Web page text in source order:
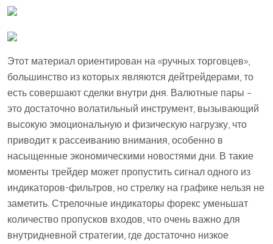
Этот материал ориентирован на «ручных торговцев»,
большинство из которых являются дейтрейдерами, то
есть совершают сделки внутри дня. Валютные пары –
это достаточно волатильный инструмент, вызывающий
высокую эмоциональную и физическую нагрузку, что
приводит к рассеиванию внимания, особенно в
насыщенные экономическими новостями дни. В такие
моменты трейдер может пропустить сигнал одного из
индикаторов-фильтров, но стрелку на графике нельзя не
заметить. Стрелочные индикаторы форекс уменьшат
количество пропусков входов, что очень важно для
внутридневной стратегии, где достаточно низкое